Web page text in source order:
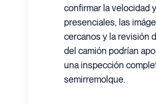
confirmar la velocidad
presenciales, las
cercanos y la revisión
del camión podrían
una inspección
semirremolque.